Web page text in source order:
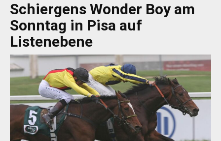
Schiergens Wonder Boy am
Sonntag in Pisa auf
Listenebene